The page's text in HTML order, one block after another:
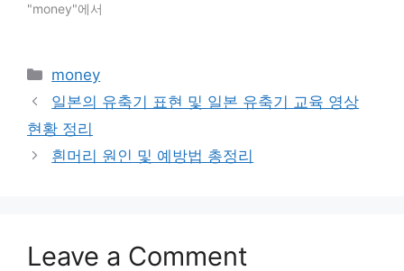
"money"에서
Categories
money
일본의 유축기 표현 및 일본 유축기 교육 영상
현황 정리
흰머리 원인 및 예방법 총정리
Leave a Comment